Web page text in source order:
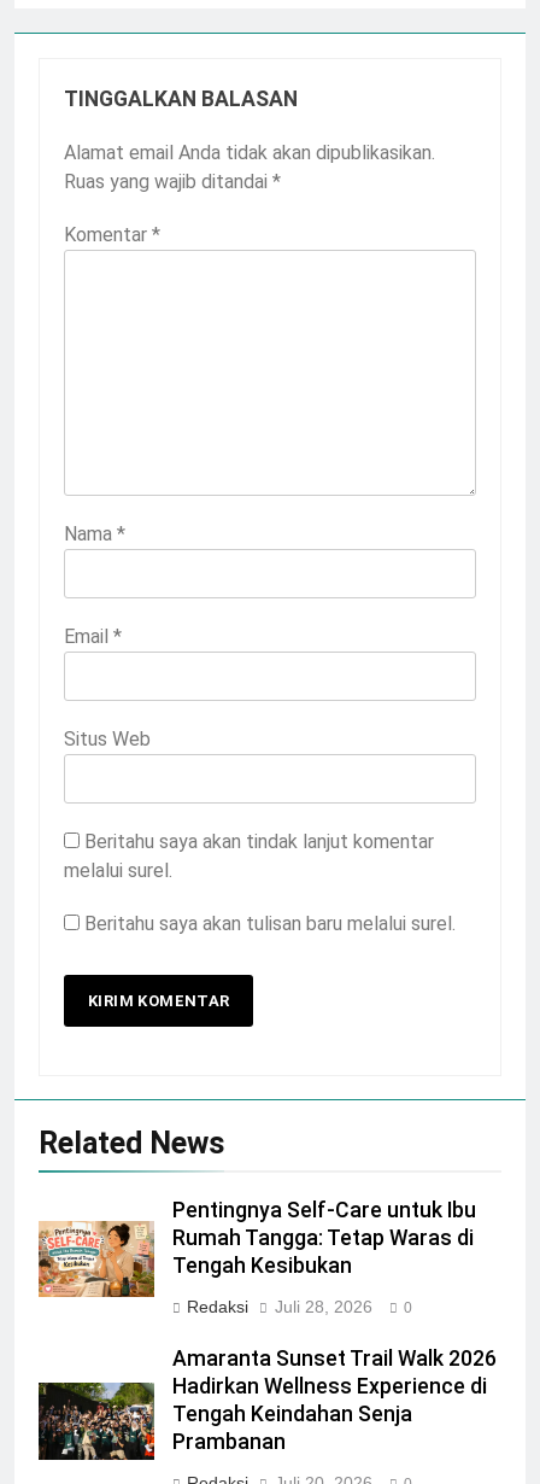
TINGGALKAN BALASAN
Alamat email Anda tidak akan dipublikasikan.
Ruas yang wajib ditandai *
Komentar *
Nama *
Email *
Situs Web
Beritahu saya akan tindak lanjut komentar
melalui surel.
Beritahu saya akan tulisan baru melalui surel.
Related News
Pentingnya Self-Care untuk Ibu
Rumah Tangga: Tetap Waras di
Tengah Kesibukan
Redaksi Juli 28, 2026 0
Amaranta Sunset Trail Walk 2026
Hadirkan Wellness Experience di
Tengah Keindahan Senja
Prambanan